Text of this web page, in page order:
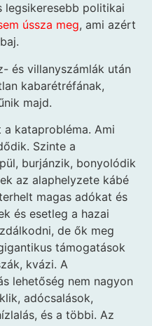
legsikeresebb politikai
ússza meg, ami azért
és villanyszámlák után
kabarétréfának,
majd.
kataprobléma. Ami
Szinte a
burjánzik, bonyolódik
az alaphelyzete kábé
magas adókat és
és esetleg a hazai
de ők meg
támogatások
kvázi. A
lehetőség nem nagyon
adócsalások,
és a többi. Az